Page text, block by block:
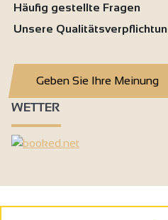
Häufig gestellte Fragen
Unsere
Geben Sie Ihre Meinung
WETTER